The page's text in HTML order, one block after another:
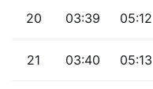
20 03:39 05:12
21 03:40 05:13